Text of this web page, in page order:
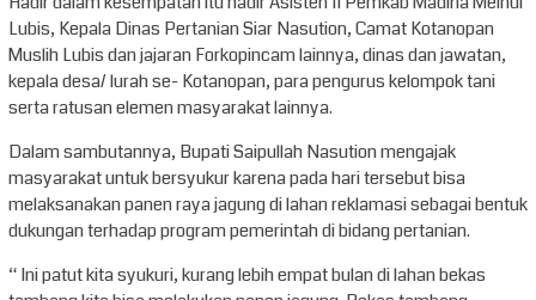
Lubis, Kepala Dinas Pertanian Siar Nasution, Camat Kotanopan
Muslih Lubis dan jajaran Forkopincam lainnya, dinas dan jawatan,
kepala desa/ lurah se- Kotanopan, para pengurus kelompok tani
serta ratusan elemen masyarakat lainnya.
Dalam sambutannya, Bupati Saipullah Nasution mengajak
masyarakat untuk bersyukur karena pada hari tersebut bisa
melaksanakan panen raya jagung di lahan reklamasi sebagai bentuk
dukungan terhadap program pemerintah di bidang pertanian.
“ Ini patut kita syukuri, kurang lebih empat bulan di lahan bekas